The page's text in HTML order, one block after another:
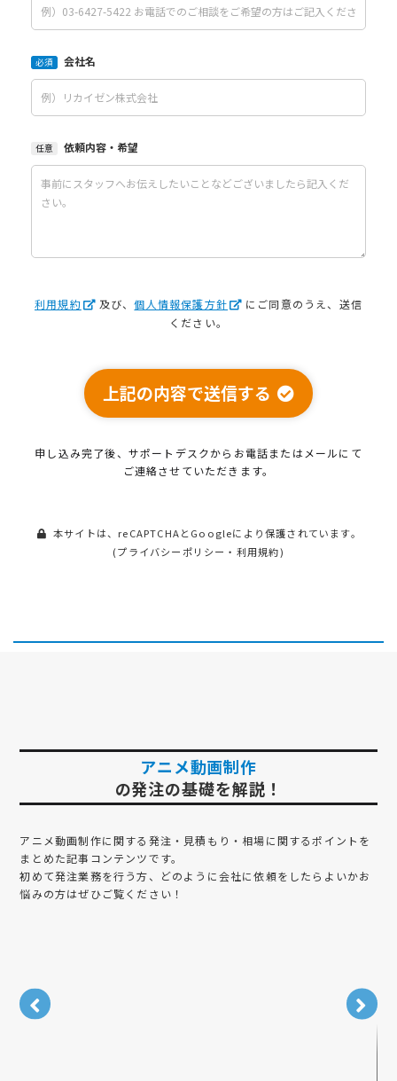
必須 会社名
任意 依頼内容・希望
利用規約 及び、個人情報保護方針
にご同意のうえ、送信
ください。
上記の内容で送信する
申し込み完了後、サポートデスクから お電話またはメールにて
ご連絡させていただきます。
本サイトは、reCAPTCHAとGoogleにより保護されています。
(プライバシーポリシー ・ 利用規約)
アニメ動画制作
の発注の基礎を解説！
アニメ動画制作に関する発注・見積もり・相場に関するポイントを
まとめた記事コンテンツです。
初めて発注業務を行う方、どのように会社に依頼をしたらよいかお
悩みの方はぜひご覧ください！